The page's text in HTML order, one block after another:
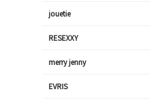
jouetie
RESEXXY
merry jenny
EVRIS